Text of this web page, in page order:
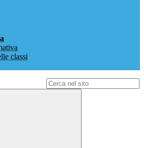
classi